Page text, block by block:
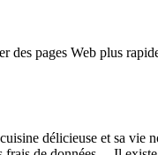
pages Web plus
délicieuse et sa vie